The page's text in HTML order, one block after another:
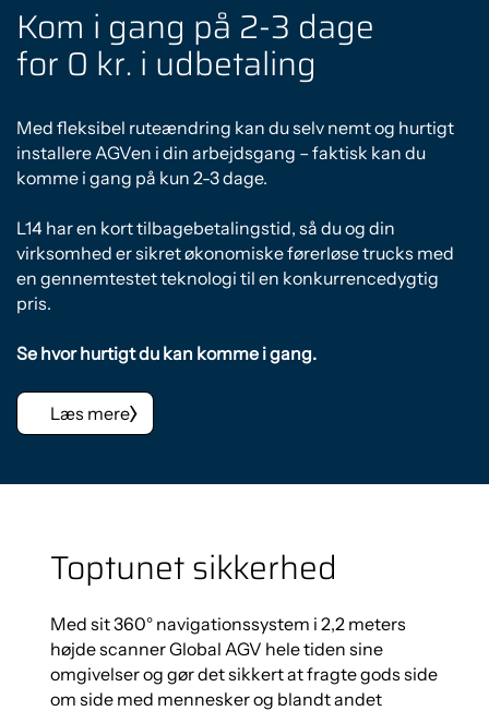
Kom i gang på 2-3 dage
for 0 kr. i udbetaling
Med fleksibel ruteændring kan du selv nemt og hurtigt
installere AGVen i din arbejdsgang – faktisk kan du
komme i gang på kun 2-3 dage.
L14 har en kort tilbagebetalingstid, så du og din
virksomhed er sikret økonomiske førerløse trucks med
en gennemtestet teknologi til en konkurrencedygtig
pris.
Se hvor hurtigt du kan komme i gang.
Læs mere
Toptunet sikkerhed
Med sit 360° navigationssystem i 2,2 meters
højde scanner Global AGV hele tiden sine
omgivelser og gør det sikkert at fragte gods side
om side med mennesker og blandt andet